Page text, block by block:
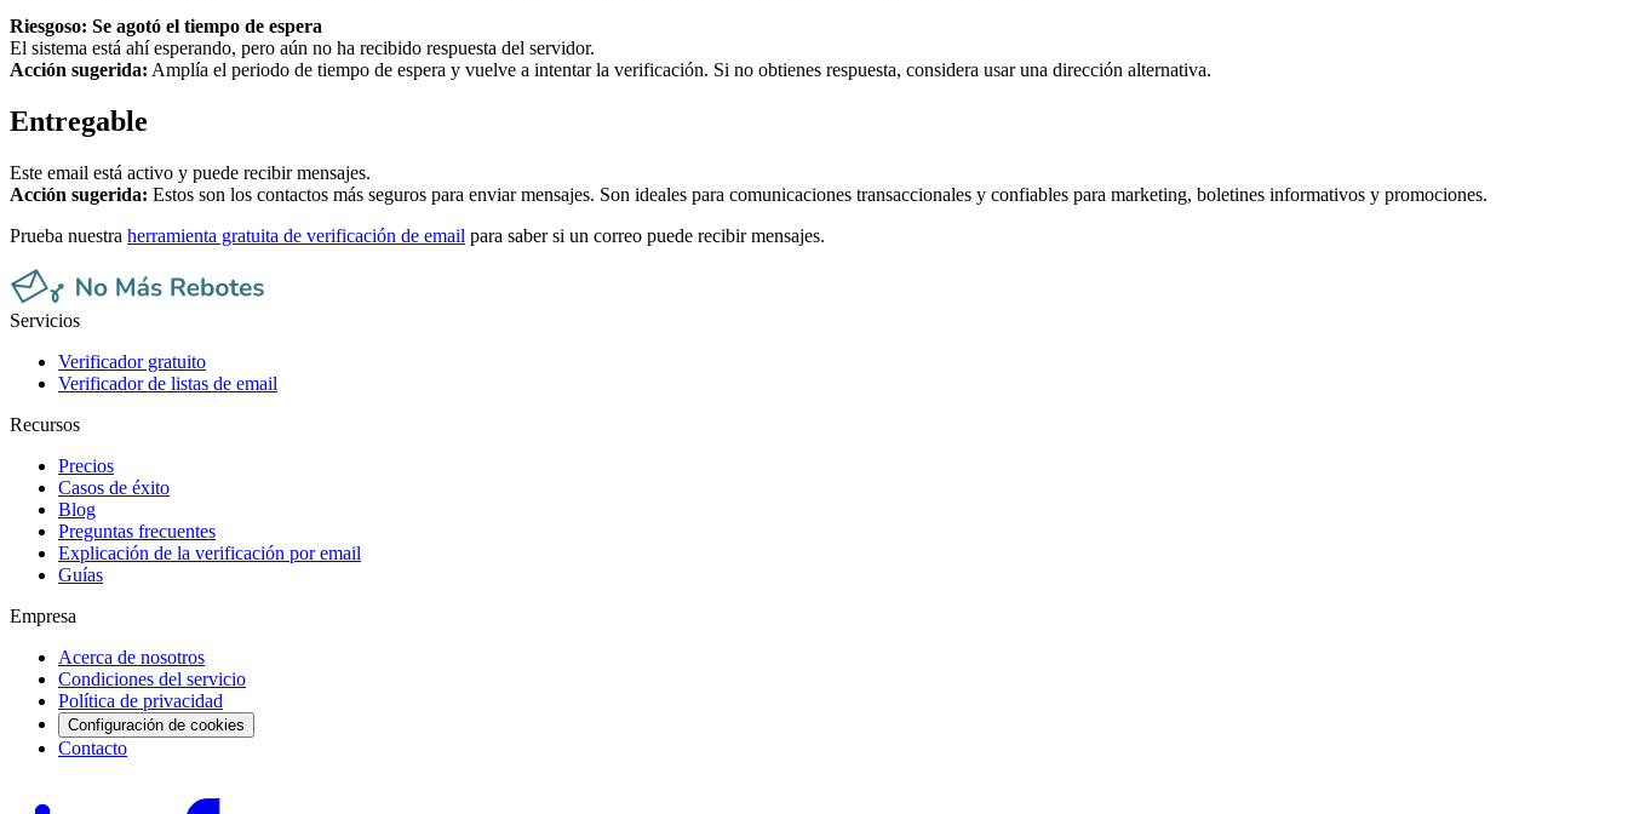
Riesgoso: Se agotó el tiempo de espera
El sistema está ahí esperando, pero aún no ha recibido respuesta del servidor.
Acción sugerida: Amplía el periodo de tiempo de espera y vuelve a intentar la verificación. Si no obtienes respuesta, considera usar una dirección alternativa.
Entregable
Este email está activo y puede recibir mensajes.
Acción sugerida: Estos son los contactos más seguros para enviar mensajes. Son ideales para comunicaciones transaccionales y confiables para marketing, boletines informativos y promociones.
Prueba nuestra herramienta gratuita de verificación de email para saber si un correo puede recibir mensajes.
Servicios
Verificador gratuito
Verificador de listas de email
Recursos
Precios
Casos de éxito
Blog
Preguntas frecuentes
Explicación de la verificación por email
Guías
Empresa
Acerca de nosotros
Condiciones del servicio
Política de privacidad
Configuración de cookies
Contacto